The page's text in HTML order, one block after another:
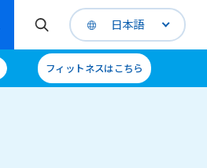
日本語
フィットネスはこちら